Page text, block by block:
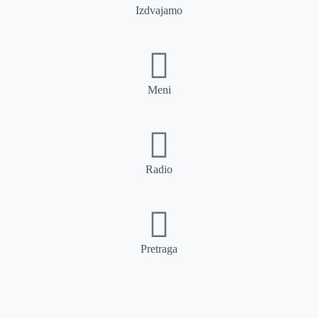
Izdvajamo
Meni
Radio
Pretraga